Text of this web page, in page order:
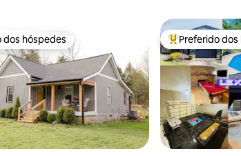
dos hóspedes
dos hóspedes Entre os
Preferido